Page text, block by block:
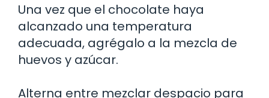
Una vez que el chocolate haya
alcanzado una temperatura
adecuada, agrégalo a la mezcla de
huevos y azúcar.
Alterna entre mezclar despacio para